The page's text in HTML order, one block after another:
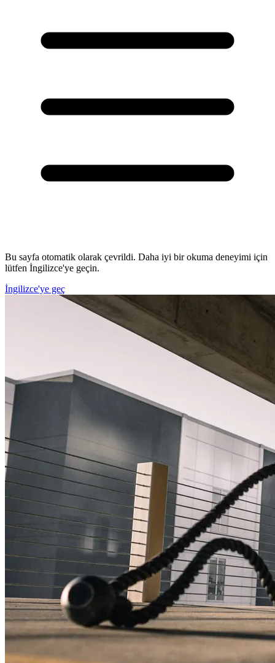
Bu sayfa otomatik olarak çevrildi. Daha iyi bir okuma deneyimi için
lütfen İngilizce'ye geçin.
İngilizce'ye geç